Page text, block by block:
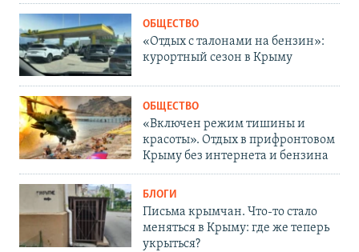
ОБЩЕСТВО
«Отдых с талонами на бензин»:
курортный сезон в Крыму
ОБЩЕСТВО
«Включен режим тишины и
красоты». Отдых в прифронтовом
Крыму без интернета и бензина
БЛОГИ
Письма крымчан. Что-то стало
меняться в Крыму: где же теперь
укрыться?